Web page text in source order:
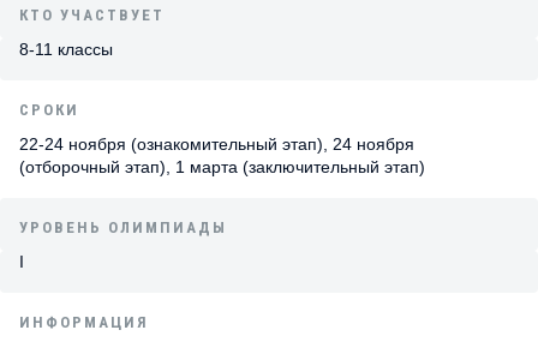
КТО УЧАСТВУЕТ
8-11 классы
СРОКИ
22-24 ноября (ознакомительный этап), 24 ноября
(отборочный этап), 1 марта (заключительный этап)
УРОВЕНЬ ОЛИМПИАДЫ
I
ИНФОРМАЦИЯ